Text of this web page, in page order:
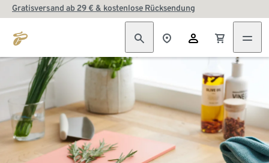
Gratisversand ab 29 € & kostenlose Rücksendung